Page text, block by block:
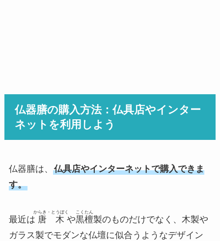
仏器膳の購入方法：仏具店やインター
ネットを利用しよう
仏器膳は、 仏具店やインターネットで購入できま
す。
最近は 唐木
からき・とうぼく
や黒檀
こくたん
製のものだけでなく、木製や
ガラス製でモダンな仏壇に似合うようなデザイン